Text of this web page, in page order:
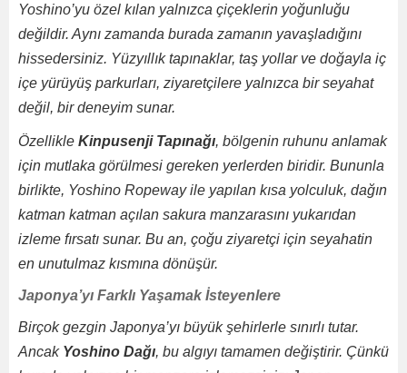
Yoshino’yu özel kılan yalnızca çiçeklerin yoğunluğu
değildir. Aynı zamanda burada zamanın yavaşladığını
hissedersiniz. Yüzyıllık tapınaklar, taş yollar ve doğayla iç
içe yürüyüş parkurları, ziyaretçilere yalnızca bir seyahat
değil, bir deneyim sunar.
Özellikle Kinpusenji Tapınağı, bölgenin ruhunu anlamak
için mutlaka görülmesi gereken yerlerden biridir. Bununla
birlikte, Yoshino Ropeway ile yapılan kısa yolculuk, dağın
katman katman açılan sakura manzarasını yukarıdan
izleme fırsatı sunar. Bu an, çoğu ziyaretçi için seyahatin
en unutulmaz kısmına dönüşür.
Japonya’yı Farklı Yaşamak İsteyenlere
Birçok gezgin Japonya’yı büyük şehirlerle sınırlı tutar.
Ancak Yoshino Dağı, bu algıyı tamamen değiştirir. Çünkü